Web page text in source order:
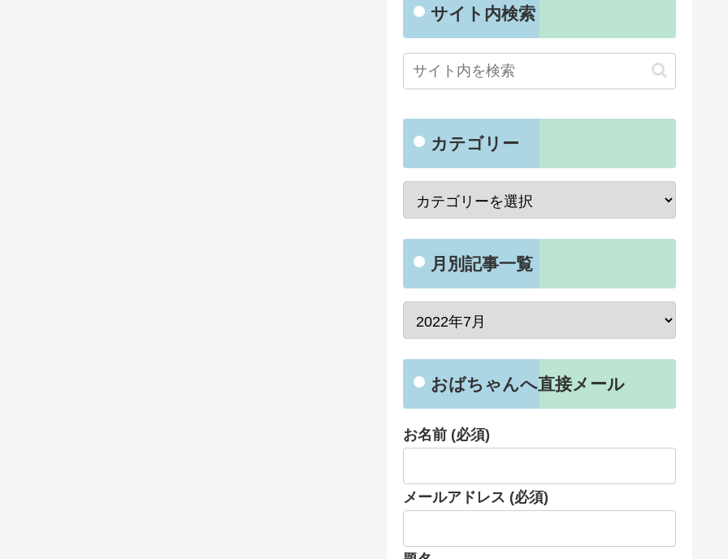
サイト内検索
カテゴリー
月別記事一覧
おばちゃんへ直接メール
お名前 (必須)
メールアドレス (必須)